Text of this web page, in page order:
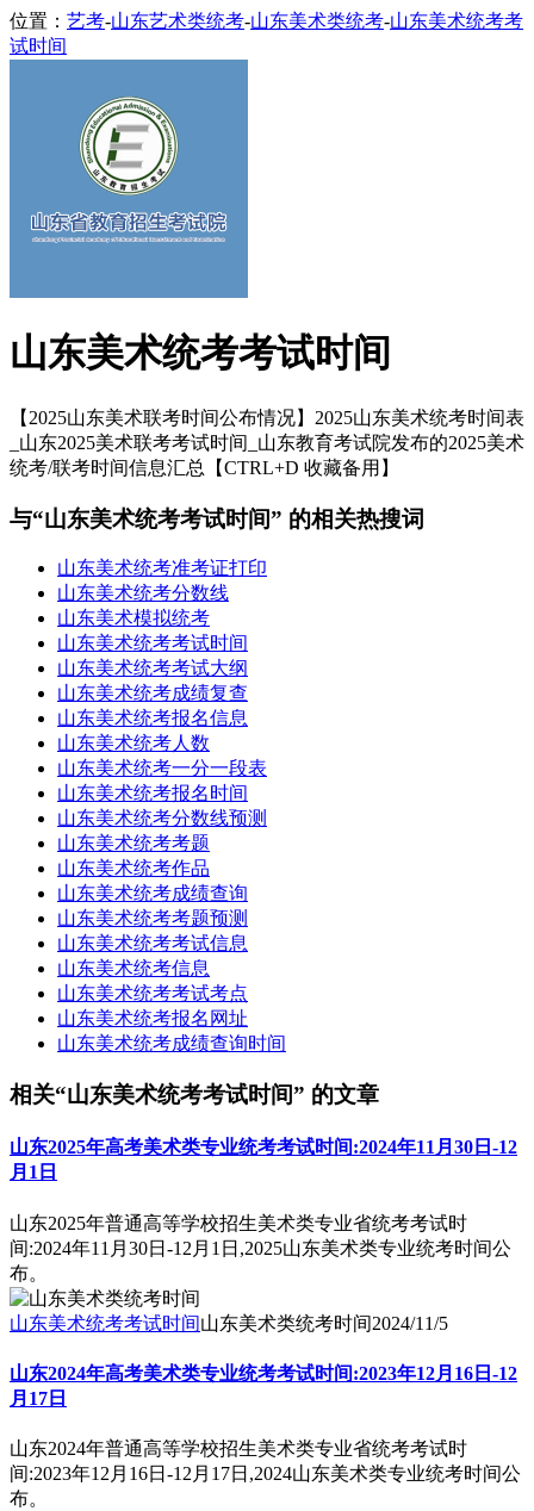
位置： 艺考-山东艺术类统考-山东美术类统考-山东美术统考考
试时间
山东美术统考考试时间
【2025山东美术联考时间公布情况】2025山东美术统考时间表
_山东2025美术联考考试时间_山东教育考试院发布的2025美术
统考/联考时间信息汇总【CTRL+D 收藏备用】
与“山东美术统考考试时间” 的相关热搜词
山东美术统考准考证打印
山东美术统考分数线
山东美术模拟统考
山东美术统考考试时间
山东美术统考考试大纲
山东美术统考成绩复查
山东美术统考报名信息
山东美术统考人数
山东美术统考一分一段表
山东美术统考报名时间
山东美术统考分数线预测
山东美术统考考题
山东美术统考作品
山东美术统考成绩查询
山东美术统考考题预测
山东美术统考考试信息
山东美术统考信息
山东美术统考考试考点
山东美术统考报名网址
山东美术统考成绩查询时间
相关“山东美术统考考试时间” 的文章
山东2025年高考美术类专业统考考试时间:2024年11月30日-12
月1日
山东2025年普通高等学校招生美术类专业省统考考试时
间:2024年11月30日-12月1日,2025山东美术类专业统考时间公
布。
山东美术统考考试时间山东美术类统考时间2024/11/5
山东2024年高考美术类专业统考考试时间:2023年12月16日-12
月17日
山东2024年普通高等学校招生美术类专业省统考考试时
间:2023年12月16日-12月17日,2024山东美术类专业统考时间公
布。